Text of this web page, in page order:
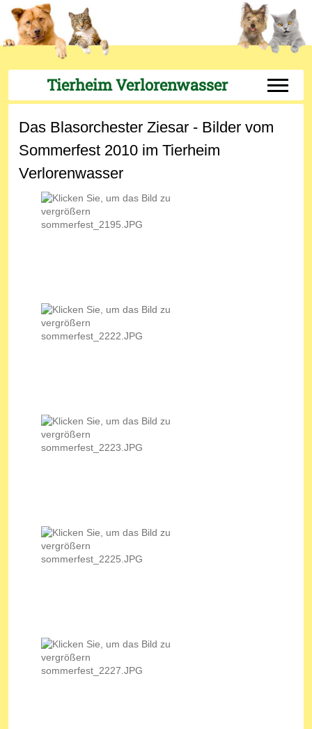
Tierheim Verlorenwasser Off-
Das Blasorchester Ziesar - Bilder vom
Sommerfest 2010 im Tierheim
Verlorenwasser